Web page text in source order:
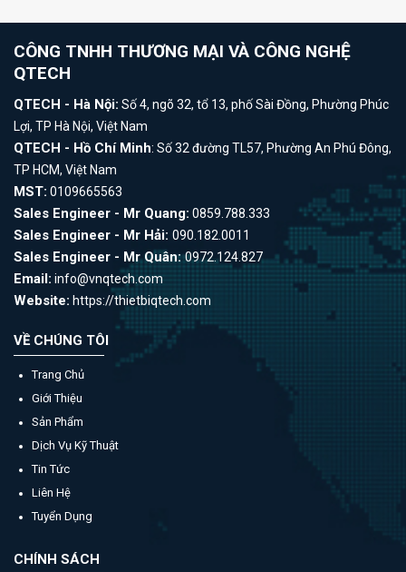
CÔNG TNHH THƯƠNG MẠI VÀ CÔNG NGHỆ
QTECH
QTECH - Hà Nội: Số 4, ngõ 32, tổ 13, phố Sài Đồng, Phường Phúc
Lợi, TP Hà Nội, Việt Nam
QTECH - Hồ Chí Minh: Số 32 đường TL57, Phường An Phú Đông,
TP HCM, Việt Nam
MST: 0109665563
Sales Engineer - Mr Quang: 0859.788.333
Sales Engineer - Mr Hải: 090.182.0011
Sales Engineer - Mr Quân:0972.124.827
Email: info@vnqtech.com
Website: https://thietbiqtech.com
VỀ CHÚNG TÔI
Trang Chủ
Giới Thiệu
Sản Phẩm
Dịch Vụ Kỹ Thuật
Tin Tức
Liên Hệ
Tuyển Dụng
CHÍNH SÁCH